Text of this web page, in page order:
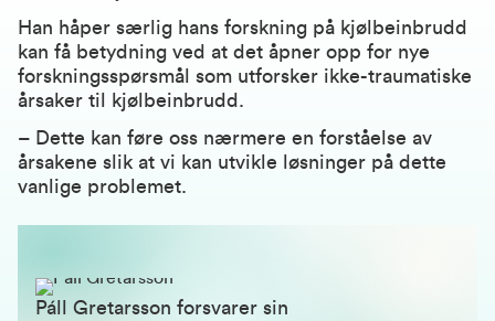
Han håper særlig hans forskning på kjølbeinbrudd
kan få betydning ved at det åpner opp for nye
forskningsspørsmål som utforsker ikke-traumatiske
årsaker til kjølbeinbrudd.
– Dette kan føre oss nærmere en forståelse av
årsakene slik at vi kan utvikle løsninger på dette
vanlige problemet.
Páll Gretarsson forsvarer sin